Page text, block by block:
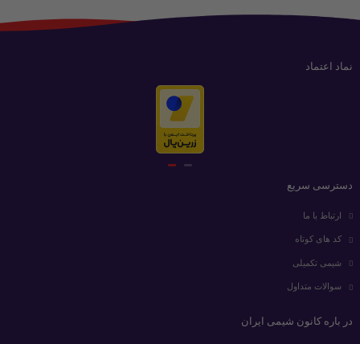
نماد اعتماد
دسترسی سریع
ارتباط با ما
کد های کوتاه
شیمی تکمیلی
سوالات متداول
در باره کانون شیمی ایران